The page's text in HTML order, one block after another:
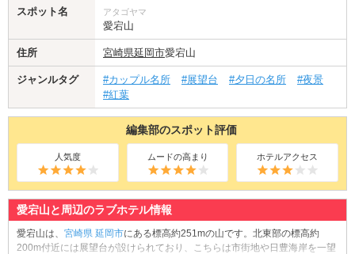
スポット名 アタゴヤマ
愛宕山
住所 宮崎県延岡市愛宕山
ジャンルタグ #カップル名所 #展望台 #夕日の名所
#夜景
#紅葉
編集部のスポット評価
人気度 ムードの高まり ホテルアクセス
愛宕山と周辺のラブホテル情報
愛宕山は、 宮崎県 延岡市にある標高約251mの山です。北東部の標高約
200m付近には展望台が設けられており、こちらは市街地や日豊海岸を一望